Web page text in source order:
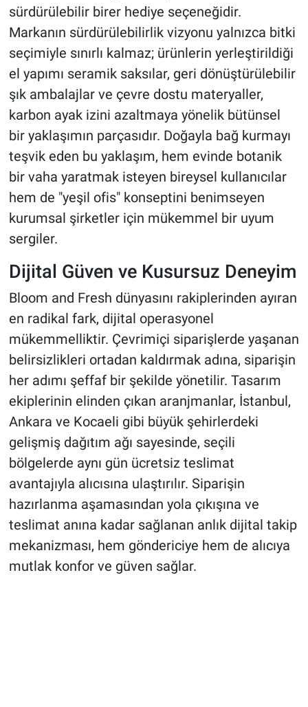
sürdürülebilir birer hediye seçeneğidir.
Markanın sürdürülebilirlik vizyonu yalnızca bitki
seçimiyle sınırlı kalmaz; ürünlerin yerleştirildiği
el yapımı seramik saksılar, geri dönüştürülebilir
şık ambalajlar ve çevre dostu materyaller,
karbon ayak izini azaltmaya yönelik bütünsel
bir yaklaşımın parçasıdır. Doğayla bağ kurmayı
teşvik eden bu yaklaşım, hem evinde botanik
bir vaha yaratmak isteyen bireysel kullanıcılar
hem de "yeşil ofis" konseptini benimseyen
kurumsal şirketler için mükemmel bir uyum
sergiler.
Dijital Güven ve Kusursuz Deneyim
Bloom and Fresh dünyasını rakiplerinden ayıran
en radikal fark, dijital operasyonel
mükemmelliktir. Çevrimiçi siparişlerde yaşanan
belirsizlikleri ortadan kaldırmak adına, siparişin
her adımı şeffaf bir şekilde yönetilir. Tasarım
ekiplerinin elinden çıkan aranjmanlar, İstanbul,
Ankara ve Kocaeli gibi büyük şehirlerdeki
gelişmiş dağıtım ağı sayesinde, seçili
bölgelerde aynı gün ücretsiz teslimat
avantajıyla alıcısına ulaştırılır. Siparişin
hazırlanma aşamasından yola çıkışına ve
teslimat anına kadar sağlanan anlık dijital takip
mekanizması, hem göndericiye hem de alıcıya
mutlak konfor ve güven sağlar.